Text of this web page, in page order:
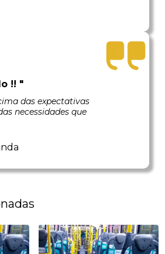
!! "
das expectativas
necessidades que